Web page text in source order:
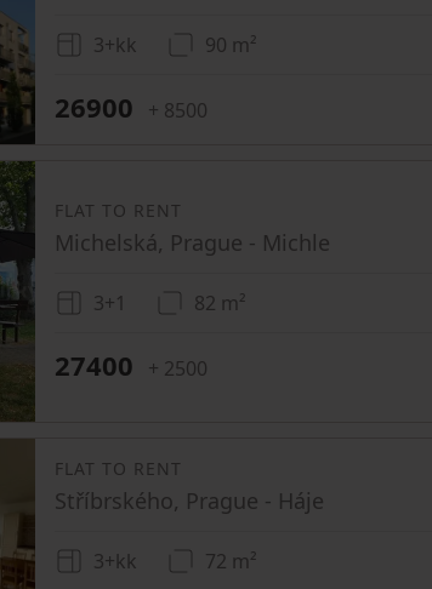
3+kk 90 m²
26900 + 8500
FLAT TO RENT
Michelská, Prague - Michle
3+1 82 m²
27400 + 2500
FLAT TO RENT
Stříbrského, Prague - Háje
3+kk 72 m²